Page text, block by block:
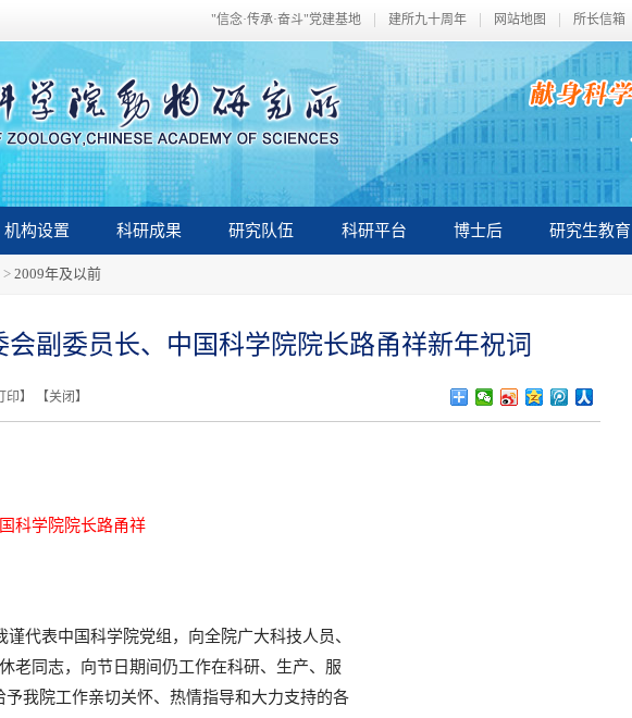
"信念·传承·奋斗"党建基地 建所九十周年 网站地图 所长信箱
机构设置 科研成果 研究队伍 科研平台 博士后 研究生教育
> 2009年及以前
会副委员长、中国科学院院长路甬祥新年祝词
印】 【关闭 】
科学院院长路甬祥
代表中国科学院党组，向全院广大科技人员、
老同志，向节日期间仍工作在科研、生产、服
我院工作亲切关怀、热情指导和大力支持的各